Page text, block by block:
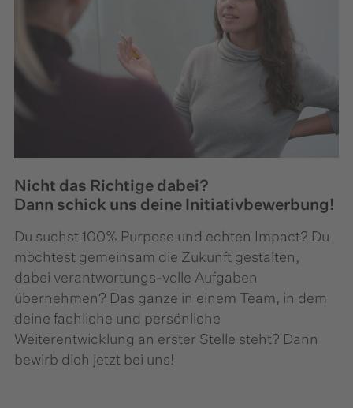
Nicht das Richtige dabei?
Dann schick uns deine Initiativbewerbung!
Du suchst 100% Purpose und echten Impact? Du
möchtest gemeinsam die Zukunft gestalten,
dabei verantwortungs-volle Aufgaben
übernehmen? Das ganze in einem Team, in dem
deine fachliche und persönliche
Weiterentwicklung an erster Stelle steht? Dann
bewirb dich jetzt bei uns!